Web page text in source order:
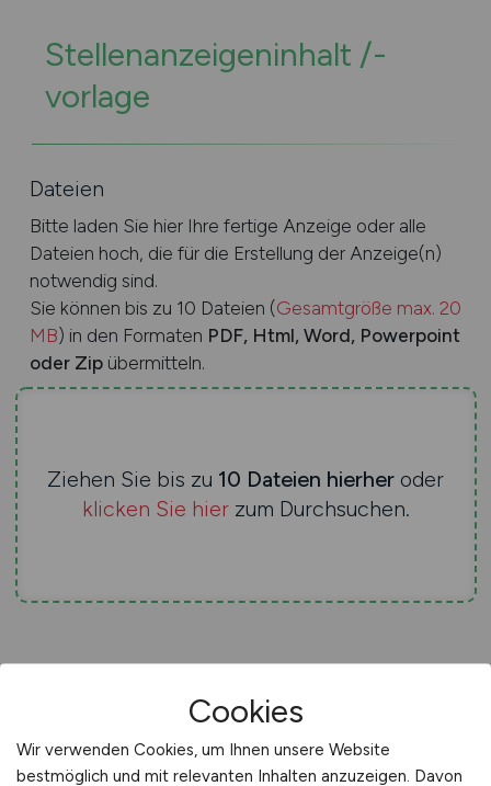
Stellenanzeigeninhalt /-
vorlage
Dateien
Bitte laden Sie hier Ihre fertige Anzeige oder alle
Dateien hoch, die für die Erstellung der Anzeige(n)
notwendig sind.
Sie können bis zu 10 Dateien (Gesamtgröße max. 20
MB) in den Formaten PDF, Html, Word, Powerpoint
oder Zip übermitteln.
Ziehen Sie bis zu 10 Dateien hierher oder
klicken Sie hierzum Durchsuchen.
Cookies
Wir verwenden Cookies, um Ihnen unsere Website
bestmöglich und mit relevanten Inhalten anzuzeigen. Davon